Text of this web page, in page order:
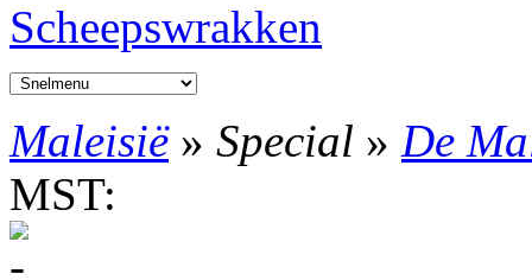
Scheepswrakken
Maleisië» Special » De
MST: